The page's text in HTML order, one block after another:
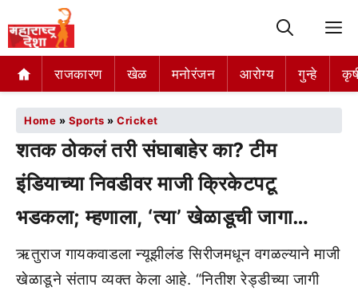
राजकारण खेळ मनोरंजन आरोग्य गुन्हे
Home » Sports » Cricket
शतक ठोकलं तरी संघाबाहेर का? टीम
इंडियाच्या निवडीवर माजी क्रिकेटपटू
भडकला; म्हणाला, ‘त्या’ खेळाडूची जागा…
ऋतुराज गायकवाडला न्यूझीलंड सिरीजमधून वगळल्याने माजी
खेळाडूने संताप व्यक्त केला आहे. “नितीश रेड्डीच्या जागी